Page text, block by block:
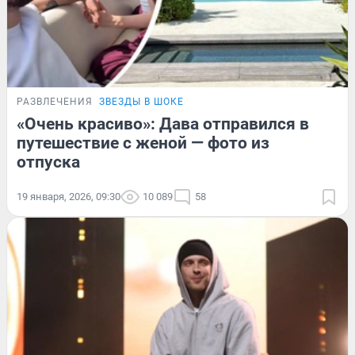
РАЗВЛЕЧЕНИЯ ЗВЕЗДЫ В ШОКЕ
«Очень красиво»: Дава отправился в
путешествие с женой — фото из
отпуска
19 января, 2026, 09:30 10 089 58